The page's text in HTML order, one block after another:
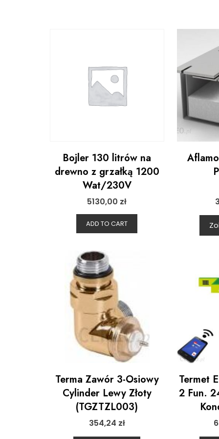
Bojler 130 litrów na
drewno z grzałką 1200
Wat/230V
5130,00 zł
ADD TO CART
Terma Zawór 3-Osiowy
Cylinder Lewy Złoty
(TGZTZL003)
354,24 zł
Termet
2 Fun.